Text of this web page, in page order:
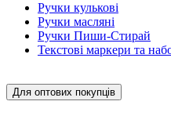
Ручки кулькові
Ручки масляні
Ручки Пиши-Стирай
Текстові маркери та
Для оптових покупців